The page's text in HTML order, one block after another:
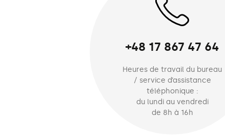
+48 17 867 47 64
Heures de travail du bureau
/ service d’assistance
téléphonique :
du lundi au vendredi
de 8h à 16h